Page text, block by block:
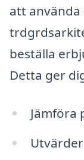
att
beställa
Detta ger
Jämföra